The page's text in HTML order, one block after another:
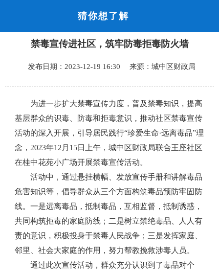
猜你想了解
品质城中
新闻中心
政府信息公开
互动回应
数据专题
禁毒宣传进社区，筑牢防毒拒毒防火墙
发布日期：2023-12-19 16:30 来源：城中区财政局
为进一步扩大禁毒宣传力度，普及禁毒知识，提高
基层群众的识毒、防毒和拒毒意识，推动社区禁毒宣传
活动的深入开展，引导居民践行“珍爱生命·远离毒品”理
念，2023年12月15日上午，城中区财政局联合王座社区
在桂中花苑小广场开展禁毒宣传活动。
活动中，通过悬挂横幅、发放宣传手册和讲解毒品
危害知识等，倡导群众从三个方面构筑毒品预防牢固防
线。一是远离毒品，抵制毒品，互相监督，抵制诱惑，
共同构筑拒毒的家庭防线；二是树立禁绝毒品、人人有
责的意识，积极投身于禁毒人民战争；三是发挥家庭、
邻里、社会大家庭的作用，努力帮教挽救涉毒人员。
通过此次宣传活动，群众充分认识到了毒品对个